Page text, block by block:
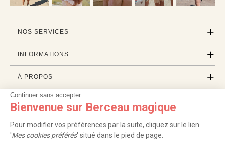
Continuer sans accepter
Bienvenue sur Berceau magique
Pour modifier vos préférences par la suite, cliquez sur le lien
'Mes cookies préférés' situé dans le pied de page.
NOS SERVICES
INFORMATIONS
À PROPOS
PROFESSIONNELS
LISTES CADEAUX